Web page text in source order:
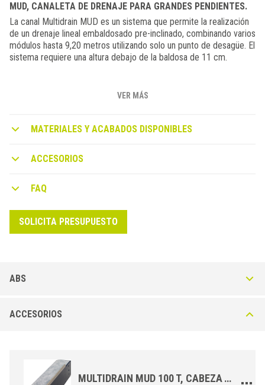
MUD, CANALETA DE DRENAJE PARA GRANDES PENDIENTES.
La canal Multidrain MUD es un sistema que permite la realización
de un drenaje lineal embaldosado pre-inclinado, combinando varios
módulos hasta 9,20 metros utilizando solo un punto de desagüe. El
sistema requiere una altura debajo de la baldosa de 11 cm.
VER MÁS
MATERIALES Y ACABADOS DISPONIBLES
ACCESORIOS
FAQ
SOLICITA PRESUPUESTO
ABS
Módulos de conductos disponibles en diferentes alturas: con pendiente
ACCESORIOS
MULTIDRAIN MUD 100 T, CABEZA TERMINAL PARA COMBINAR CON LA CANALETA DE DRENAJE PARA EXTERIORES MULTIDRAIN MUD.